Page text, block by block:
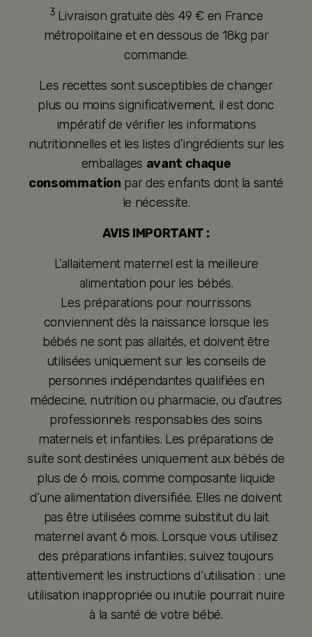
3 Livraison gratuite dès 49 € en France
métropolitaine et en dessous de 18kg par
commande.
Les recettes sont susceptibles de changer
plus ou moins significativement, il est donc
impératif de vérifier les informations
nutritionnelles et les listes d’ingrédients sur les
emballages avant chaque
consommation par des enfants dont la santé
le nécessite.
AVIS IMPORTANT :
L’allaitement maternel est la meilleure
alimentation pour les bébés.
Les préparations pour nourrissons
conviennent dès la naissance lorsque les
bébés ne sont pas allaités, et doivent être
utilisées uniquement sur les conseils de
personnes indépendantes qualifiées en
médecine, nutrition ou pharmacie, ou d’autres
professionnels responsables des soins
maternels et infantiles. Les préparations de
suite sont destinées uniquement aux bébés de
plus de 6 mois, comme composante liquide
d’une alimentation diversifiée. Elles ne doivent
pas être utilisées comme substitut du lait
maternel avant 6 mois. Lorsque vous utilisez
des préparations infantiles, suivez toujours
attentivement les instructions d’utilisation : une
utilisation inappropriée ou inutile pourrait nuire
à la santé de votre bébé.